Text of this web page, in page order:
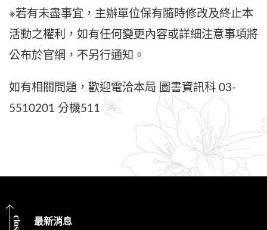
※若有未盡事宜，主辦單位保有隨時修改及終止本
活動之權利，如有任何變更內容或詳細注意事項將
公布於官網，不另行通知。
如有相關問題，歡迎電洽本局 圖書資訊科 03-
5510201 分機511
close 最新消息